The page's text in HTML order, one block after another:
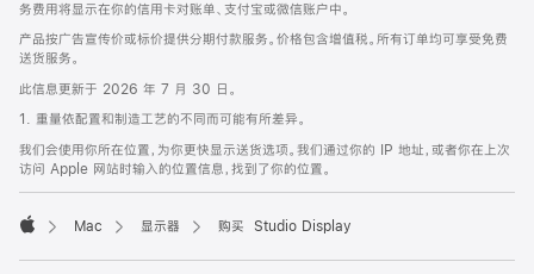
务费用将显示在你的信用卡对账单、支付宝或微信账户中。
产品按广告宣传价或标价提供分期付款服务。价格包含增值税。所有订单均可享受免费
送货服务。
此信息更新于 2026 年 7 月 30 日。
1. 重量依配置和制造工艺的不同而可能有所差异。
我们会使用你所在位置，为你更快显示送货选项。我们通过你的 IP 地址，或者你在上次
访问 Apple 网站时输入的位置信息，找到了你的位置。
Mac 显示器 购买 Studio Display